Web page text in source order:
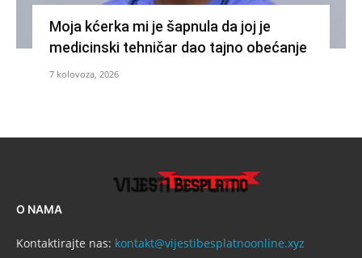
Moja kćerka mi je šapnula da joj je
medicinski tehničar dao tajno obećanje
7 kolovoza, 2026
O NAMA
Kontaktirajte nas: kontakt@vijestibesplatnoonline.xyz